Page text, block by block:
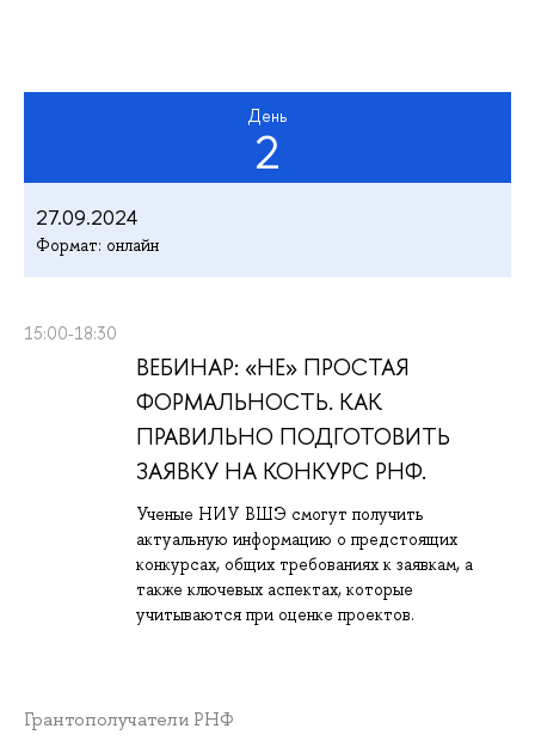
День
2
27.09.2024
Формат: онлайн
15:00-18:30
ВЕБИНАР: «НЕ» ПРОСТАЯ
ФОРМАЛЬНОСТЬ. КАК
ПРАВИЛЬНО ПОДГОТОВИТЬ
ЗАЯВКУ НА КОНКУРС РНФ.
Ученые НИУ ВШЭ смогут получить
актуальную информацию о предстоящих
конкурсах, общих требованиях к заявкам, а
также ключевых аспектах, которые
учитываются при оценке проектов.
Грантополучатели РНФ